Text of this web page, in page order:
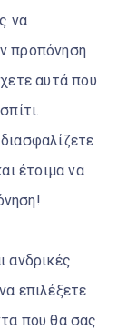
να
προπόνηση
αυτά που
έτοιμα να
ανδρικές
επιλέξετε
που θα σας